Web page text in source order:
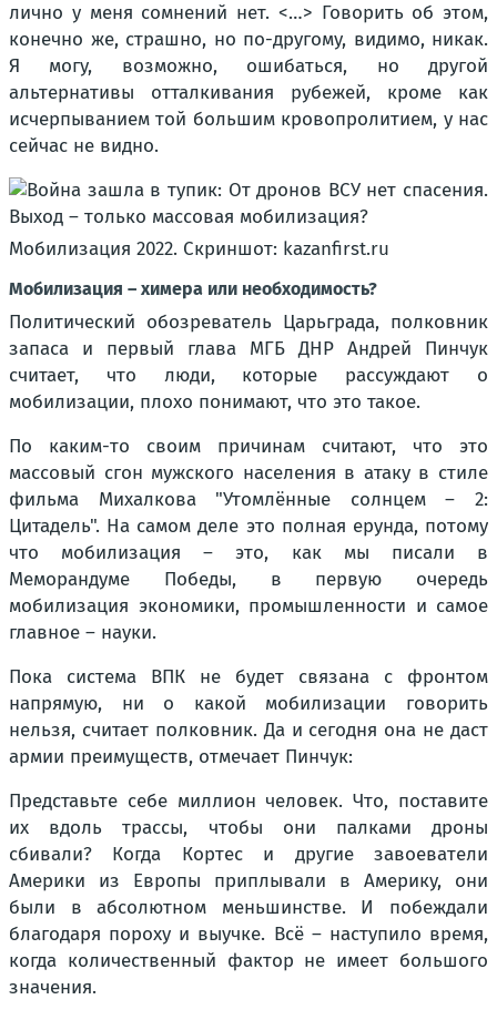
лично у меня сомнений нет. <…> Говорить об этом,
конечно же, страшно, но по-другому, видимо, никак.
Я могу, возможно, ошибаться, но другой
альтернативы отталкивания рубежей, кроме как
исчерпыванием той большим кровопролитием, у нас
сейчас не видно.
Мобилизация 2022. Скриншот: kazanfirst.ru
Мобилизация – химера или необходимость?
Политический обозреватель Царьграда, полковник
запаса и первый глава МГБ ДНР Андрей Пинчук
считает, что люди, которые рассуждают о
мобилизации, плохо понимают, что это такое.
По каким-то своим причинам считают, что это
массовый сгон мужского населения в атаку в стиле
фильма Михалкова "Утомлённые солнцем – 2:
Цитадель". На самом деле это полная ерунда, потому
что мобилизация – это, как мы писали в
Меморандуме Победы, в первую очередь
мобилизация экономики, промышленности и самое
главное – науки.
Пока система ВПК не будет связана с фронтом
напрямую, ни о какой мобилизации говорить
нельзя, считает полковник. Да и сегодня она не даст
армии преимуществ, отмечает Пинчук:
Представьте себе миллион человек. Что, поставите
их вдоль трассы, чтобы они палками дроны
сбивали? Когда Кортес и другие завоеватели
Америки из Европы приплывали в Америку, они
были в абсолютном меньшинстве. И побеждали
благодаря пороху и выучке. Всё – наступило время,
когда количественный фактор не имеет большого
значения.